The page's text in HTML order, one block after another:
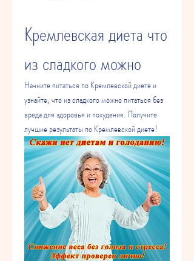
Кремлевская диета что
из сладкого можно
Начните питаться по Кремлевской диете и
узнайте, что из сладкого можно питаться без
вреда для здоровья и похудения. Получите
лучшие результаты по Кремлевской диете!